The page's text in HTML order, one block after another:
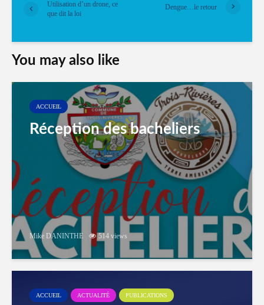
Utilisation d’un drone, ce
que dit la loi
Dengue…le retour
You may also like
ACCUEIL
Réception des bacheliers
Mike DANINTHE 514 views
ACCUEIL ACTUALITÉ PUBLICATIONS